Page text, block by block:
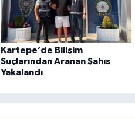
Kartepe’de Bilişim
Suçlarından Aranan Şahıs
Yakalandı